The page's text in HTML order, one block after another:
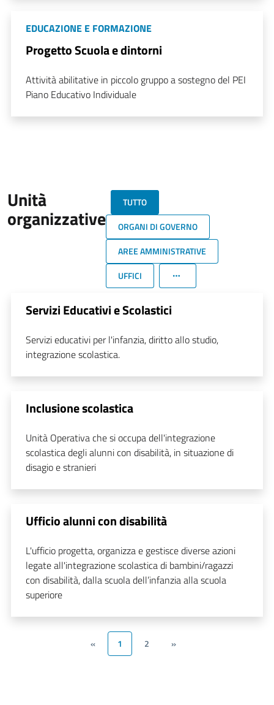
EDUCAZIONE E FORMAZIONE
Progetto Scuola e dintorni
Attività abilitative in piccolo gruppo a sostegno del PEI
Piano Educativo Individuale
Unità
organizzative
TUTTO
ORGANI DI GOVERNO
AREE AMMINISTRATIVE
UFFICI
Servizi Educativi e Scolastici
Servizi educativi per l'infanzia, diritto allo studio,
integrazione scolastica.
Inclusione scolastica
Unità Operativa che si occupa dell'integrazione
scolastica degli alunni con disabilità, in situazione di
disagio e stranieri
Ufficio alunni con disabilità
L'ufficio progetta, organizza e gestisce diverse azioni
legate all'integrazione scolastica di bambini/ragazzi
con disabilità, dalla scuola dell’infanzia alla scuola
superiore
« 1 2 »